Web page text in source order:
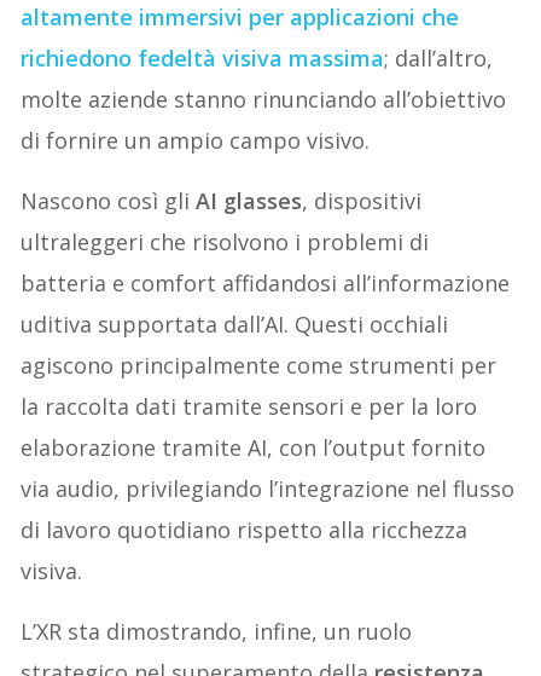
altamente immersivi per applicazioni che
richiedono fedeltà visiva massima; dall’altro,
molte aziende stanno rinunciando all’obiettivo
di fornire un ampio campo visivo.
Nascono così gliAI glasses, dispositivi
ultraleggeri che risolvono i problemi di
batteria e comfort affidandosi all’informazione
uditiva supportata dall’AI. Questi occhiali
agiscono principalmente come strumenti per
la raccolta dati tramite sensori e per la loro
elaborazione tramite AI, con l’output fornito
via audio, privilegiando l’integrazione nel flusso
di lavoro quotidiano rispetto alla ricchezza
visiva.
L’XR sta dimostrando, infine, un ruolo